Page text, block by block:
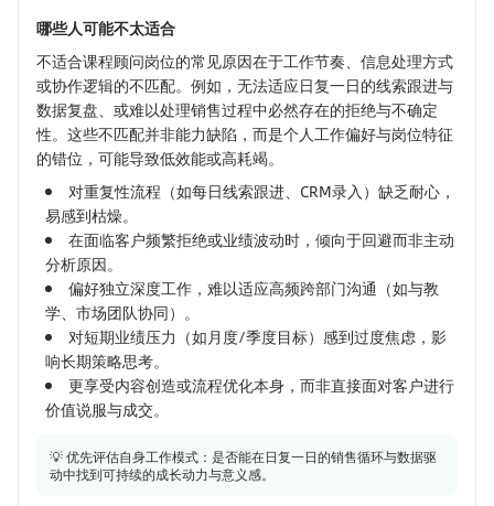
哪些人可能不太适合
不适合课程顾问岗位的常见原因在于工作节奏、信息处理方式
或协作逻辑的不匹配。例如，无法适应日复一日的线索跟进与
数据复盘、或难以处理销售过程中必然存在的拒绝与不确定
性。这些不匹配并非能力缺陷，而是个人工作偏好与岗位特征
的错位，可能导致低效能或高耗竭。
对重复性流程（如每日线索跟进、CRM录入）缺乏耐心，
易感到枯燥。
在面临客户频繁拒绝或业绩波动时，倾向于回避而非主动
分析原因。
偏好独立深度工作，难以适应高频跨部门沟通（如与教
学、市场团队协同）。
对短期业绩压力（如月度/季度目标）感到过度焦虑，影
响长期策略思考。
更享受内容创造或流程优化本身，而非直接面对客户进行
价值说服与成交。
💡 优先评估自身工作模式：是否能在日复一日的销售循环与数据驱
动中找到可持续的成长动力与意义感。